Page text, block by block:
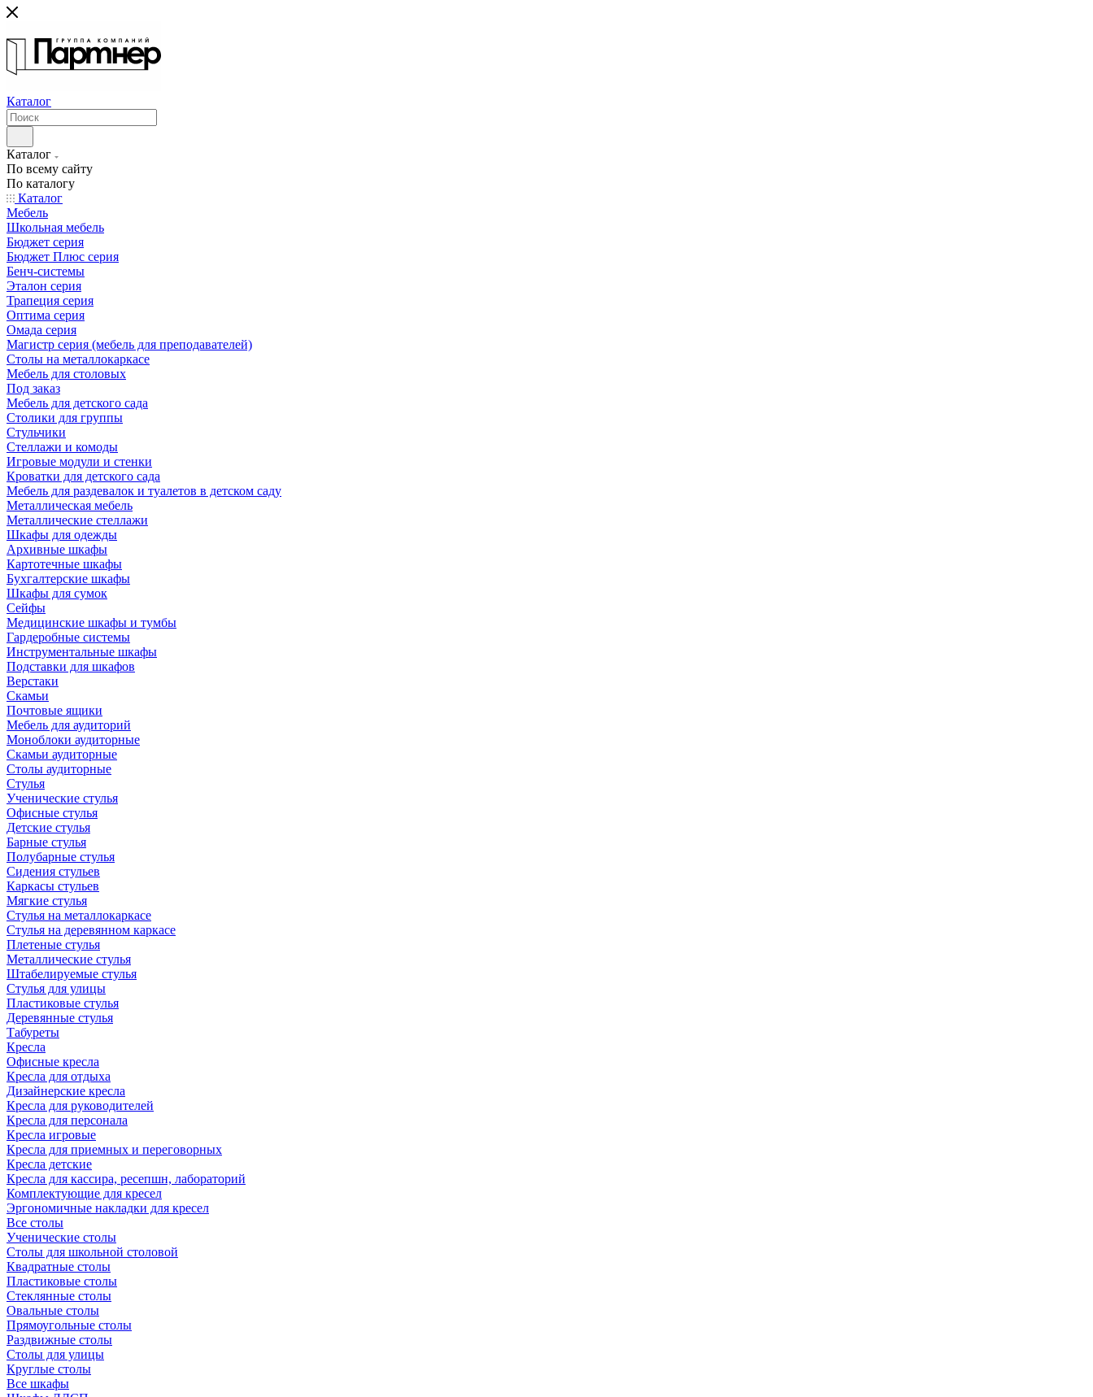
Каталог
Каталог
По всему сайту
По каталогу
Каталог
Мебель
Школьная мебель
Бюджет серия
Бюджет Плюс серия
Бенч-системы
Эталон серия
Трапеция серия
Оптима серия
Омада серия
Магистр серия (мебель для преподавателей)
Столы на металлокаркасе
Мебель для столовых
Под заказ
Мебель для детского сада
Столики для группы
Стульчики
Стеллажи и комоды
Игровые модули и стенки
Кроватки для детского сада
Мебель для раздевалок и туалетов в детском саду
Металлическая мебель
Металлические стеллажи
Шкафы для одежды
Архивные шкафы
Картотечные шкафы
Бухгалтерские шкафы
Шкафы для сумок
Сейфы
Медицинские шкафы и тумбы
Гардеробные системы
Инструментальные шкафы
Подставки для шкафов
Верстаки
Скамьи
Почтовые ящики
Мебель для аудиторий
Моноблоки аудиторные
Скамьи аудиторные
Столы аудиторные
Стулья
Ученические стулья
Офисные стулья
Детские стулья
Барные стулья
Полубарные стулья
Сидения стульев
Каркасы стульев
Мягкие стулья
Стулья на металлокаркасе
Стулья на деревянном каркасе
Плетеные стулья
Металлические стулья
Штабелируемые стулья
Стулья для улицы
Пластиковые стулья
Деревянные стулья
Табуреты
Кресла
Офисные кресла
Кресла для отдыха
Дизайнерские кресла
Кресла для руководителей
Кресла для персонала
Кресла игровые
Кресла для приемных и переговорных
Кресла детские
Кресла для кассира, ресепшн, лабораторий
Комплектующие для кресел
Эргономичные накладки для кресел
Все столы
Ученические столы
Столы для школьной столовой
Квадратные столы
Пластиковые столы
Стеклянные столы
Овальные столы
Прямоугольные столы
Раздвижные столы
Столы для улицы
Круглые столы
Все шкафы